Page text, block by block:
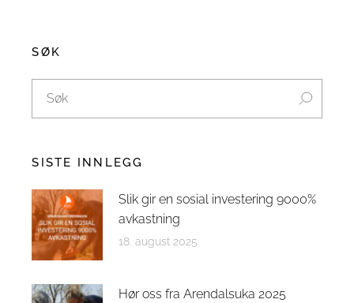
SØK
SISTE INNLEGG
Slik gir en sosial investering 9000%
avkastning
18. august 2025
Hør oss fra Arendalsuka 2025